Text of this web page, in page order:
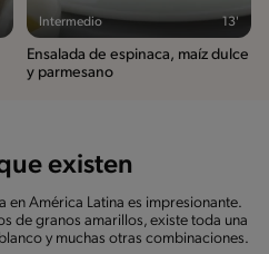
Intermedio 13'
Ensalada de espinaca, maíz dulce
y parmesano
existen
en América Latina es impresionante.
de granos amarillos, existe toda una
y muchas otras combinaciones.